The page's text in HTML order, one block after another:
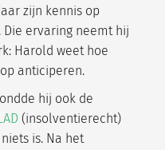
zijn kennis op
Die ervaring neemt hij
Harold weet hoe
anticiperen.
hij ook de
(insolventierecht)
is. Na het